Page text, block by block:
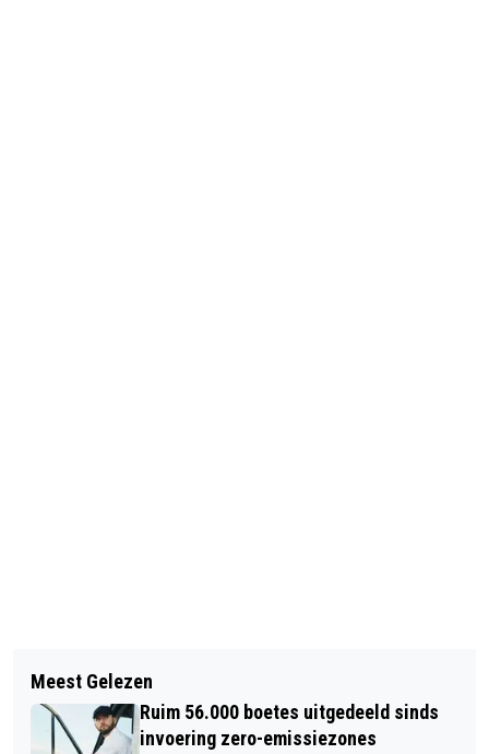
SEKSWERKERS WALLEN IN
AMSTERDAM OPGELUCHT: WEER
VERRUIMING OPENINGSTIJDEN
LAATSTE KLIMAATACTIVIST
VRIJGELATEN NA BLOKKADE
Meest Gelezen
Ruim 56.000 boetes uitgedeeld sinds
invoering zero-emissiezones